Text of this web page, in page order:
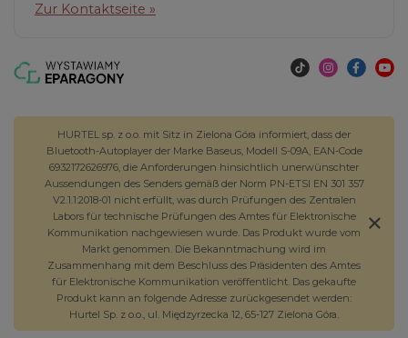
Zur Kontaktseite »
HURTEL sp. z o.o. mit Sitz in Zielona Góra informiert, dass der
Bluetooth-Autoplayer der Marke Baseus, Modell S-09A, EAN-Code
6932172626976, die Anforderungen hinsichtlich unerwünschter
Aussendungen des Senders gemäß der Norm PN-ETSI EN 301 357
V2.1.1:2018-01 nicht erfüllt, was durch Prüfungen des Zentralen
Labors für technische Prüfungen des Amtes für Elektronische
Kommunikation nachgewiesen wurde. Das Produkt wurde vom
Markt genommen. Die Bekanntmachung wird im
Zusammenhang mit dem Beschluss des Präsidenten des Amtes
für Elektronische Kommunikation veröffentlicht. Das gekaufte
Produkt kann an folgende Adresse zurückgesendet werden:
Hurtel Sp. z o.o., ul. Międzyrzecka 12, 65-127 Zielona Góra.